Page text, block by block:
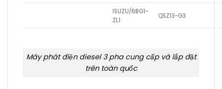
ISUZU/6BG1-
ZL1
QSZ13-G3
Máy phát điện diesel 3 pha cung cấp và lắp đặt
trên toàn quốc